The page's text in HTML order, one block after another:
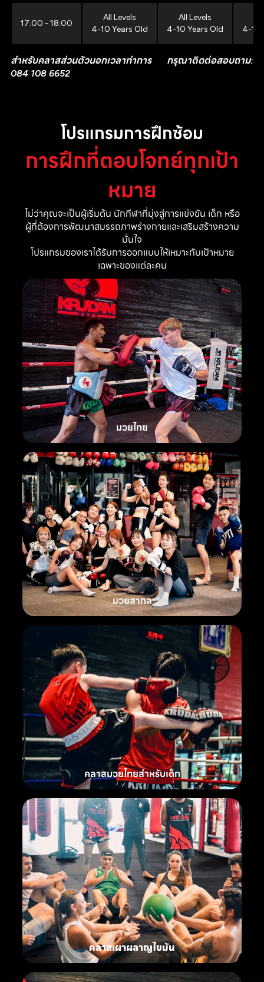
17:00 - 18:00
All Levels
4-10 Years Old
All Levels
4-10 Years Old
4-10
สำหรับคลาสส่วนตัวนอกเวลาทำการ กรุณาติดต่อสอบถาม:
084 108 6652
โปรแกรมการฝึกซ้อม
การฝึกที่ตอบโจทย์ทุกเป้า
หมาย
ไม่ว่าคุณจะเป็นผู้เริ่มต้น นักกีฬาที่มุ่งสู่การแข่งขัน เด็ก หรือ
ผู้ที่ต้องการพัฒนาสมรรถภาพร่างกายและเสริมสร้างความ
มั่นใจ
โปรแกรมของเราได้รับการออกแบบให้เหมาะกับเป้าหมาย
เฉพาะของแต่ละคน
มวยไทย
มวยสากล
คลาสมวยไทยสำหรับเด็ก
คลาสเผาผลาญไขมัน